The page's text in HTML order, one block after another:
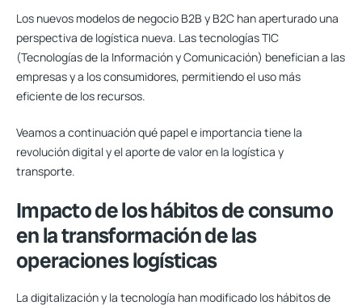
Los nuevos modelos de negocio B2B y B2C han aperturado una
perspectiva de logística nueva. Las tecnologías TIC
(Tecnologías de la Información y Comunicación) benefician a las
empresas y a los consumidores, permitiendo el uso más
eficiente de los recursos.
Veamos a continuación qué papel e importancia tiene la
revolución digital y el aporte de valor en la logística y
transporte.
Impacto de los hábitos de consumo
en la transformación de las
operaciones logísticas
La digitalización y la tecnología han modificado los hábitos de